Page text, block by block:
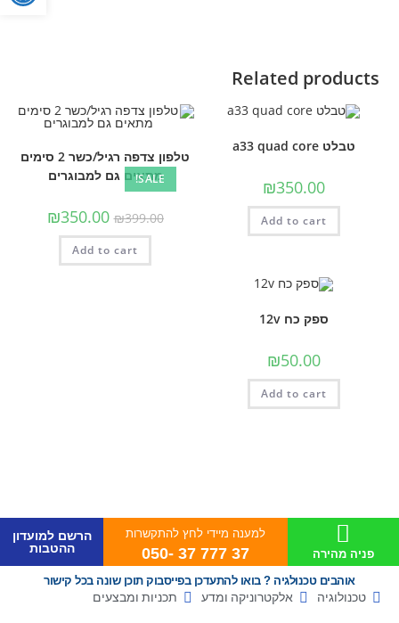
Related products
טבלט a33 quad core
₪350.00
Add to cart
SALE!
טלפון צדפה רגיל/כשר 2 סימים
מתאים גם למבוגרים
₪399.00
₪350.00
Add to cart
ספק כח 12v
₪50.00
Add to cart
פניה מהירה
למענה מיידי לחץ להתקשרות
37 777 37 -050
הרשם למועדון
ההטבות
אוהבים טכנולגיה ? בואו להתעדכן בפייסבוק תוכן שונה בכל קישור
טכנולוגיה אלקטרוניקה ומדע תכניות ומבצעים